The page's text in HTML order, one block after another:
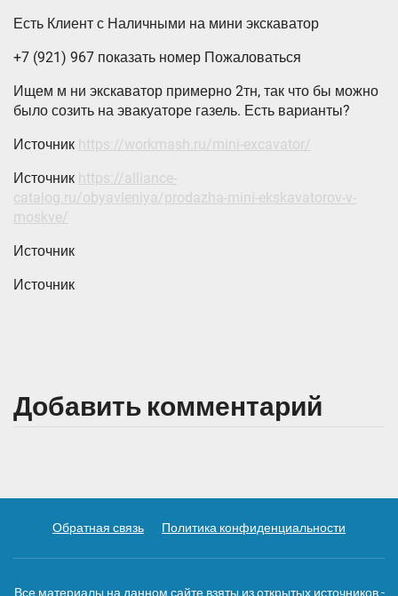
Есть Клиент с Наличными на мини экскаватор
+7 (921) 967 показать номер Пожаловаться
Ищем м ни экскаватор примерно 2тн, так что бы можно
было созить на эвакуаторе газель. Есть варианты?
Источник https://workmash.ru/mini-excavator/
Источник https://alliance-
catalog.ru/obyavleniya/prodazha-mini-ekskavatorov-v-
moskve/
Источник
Источник
Добавить комментарий
Обратная связь Политика конфиденциальности
Все материалы на данном сайте взяты из открытых источников -